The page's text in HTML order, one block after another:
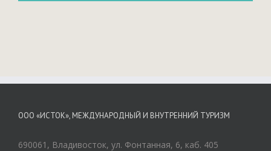
ООО «ИСТОК», МЕЖДУНАРОДНЫЙ И ВНУТРЕННИЙ ТУРИЗМ
690061, Владивосток, ул. Фонтанная, 6, каб. 405